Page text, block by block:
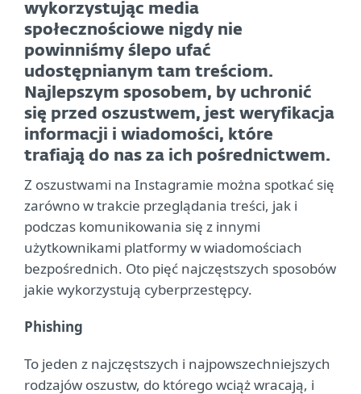
wykorzystując media
społecznościowe nigdy nie
powinniśmy ślepo ufać
udostępnianym tam treściom.
Najlepszym sposobem, by uchronić
się przed oszustwem, jest weryfikacja
informacji i wiadomości, które
trafiają do nas za ich pośrednictwem.
Z oszustwami na Instagramie można spotkać się
zarówno w trakcie przeglądania treści, jak i
podczas komunikowania się z innymi
użytkownikami platformy w wiadomościach
bezpośrednich. Oto pięć najczęstszych sposobów
jakie wykorzystują cyberprzestępcy.
Phishing
To jeden z najczęstszych i najpowszechniejszych
rodzajów oszustw, do którego wciąż wracają, i